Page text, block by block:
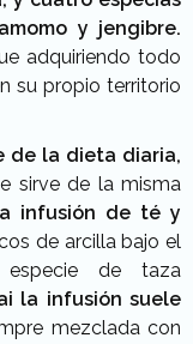
y jengibre.
adquiriendo todo
su propio territorio
de la dieta diaria,
sirve de la misma
infusión de té y
de arcilla bajo el
de taza
la infusión suele
mezclada con